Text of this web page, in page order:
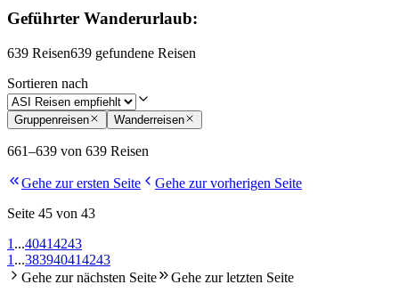
Geführter Wanderurlaub:
639 Reisen639 gefundene Reisen
Sortieren nach
Gruppenreisen Wanderreisen
661–639 von 639 Reisen
Gehe zur ersten Seite
Gehe zur vorherigen Seite
Seite 45 von 43
1 ...40414243
1 ...383940414243
Gehe zur nächsten Seite
Gehe zur letzten Seite